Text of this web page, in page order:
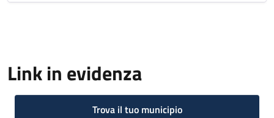
Link in evidenza
Trova il tuo municipio